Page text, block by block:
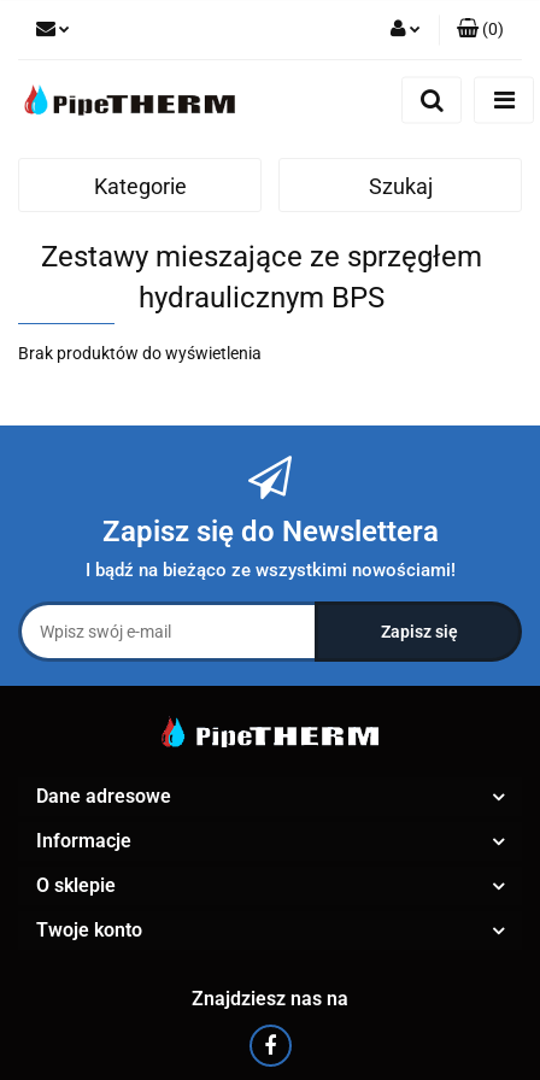
(0)
Kategorie Szukaj
Zestawy mieszające ze sprzęgłem
hydraulicznym BPS
Brak produktów do wyświetlenia
Zapisz się do Newslettera
I bądź na bieżąco ze wszystkimi nowościami!
Dane adresowe
Informacje
O sklepie
Twoje konto
Znajdziesz nas na